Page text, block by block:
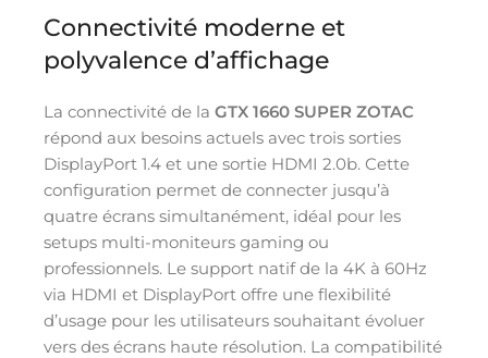
Connectivité moderne et
polyvalence d’affichage
La connectivité de la GTX 1660 SUPER ZOTAC
répond aux besoins actuels avec trois sorties
DisplayPort 1.4 et une sortie HDMI 2.0b. Cette
configuration permet de connecter jusqu’à
quatre écrans simultanément, idéal pour les
setups multi-moniteurs gaming ou
professionnels. Le support natif de la 4K à 60Hz
via HDMI et DisplayPort offre une flexibilité
d’usage pour les utilisateurs souhaitant évoluer
vers des écrans haute résolution. La compatibilité